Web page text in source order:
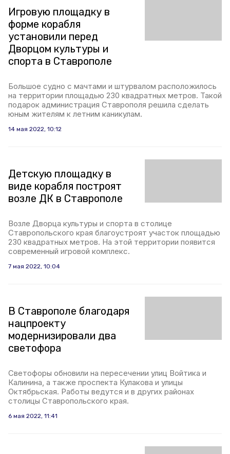
Игровую площадку в
форме корабля
установили перед
Дворцом культуры и
спорта в Ставрополе
Большое судно с мачтами и штурвалом расположилось
на территории площадью 230 квадратных метров. Такой
подарок администрация Ставрополя решила сделать
юным жителям к летним каникулам.
14 мая 2022, 10:12
Детскую площадку в
виде корабля построят
возле ДК в Ставрополе
Возле Дворца культуры и спорта в столице
Ставропольского края благоустроят участок площадью
230 квадратных метров. На этой территории появится
современный игровой комплекс.
7 мая 2022, 10:04
В Ставрополе благодаря
нацпроекту
модернизировали два
светофора
Светофоры обновили на пересечении улиц Войтика и
Калинина, а также проспекта Кулакова и улицы
Октябрьская. Работы ведутся и в других районах
столицы Ставропольского края.
6 мая 2022, 11:41